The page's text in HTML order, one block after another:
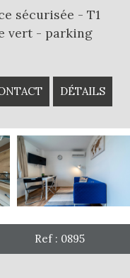
sécurisée - T1
vert - parking
DÉTAILS
Ref : 0895